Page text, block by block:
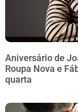
Aniversário de
Roupa Nova e
quarta